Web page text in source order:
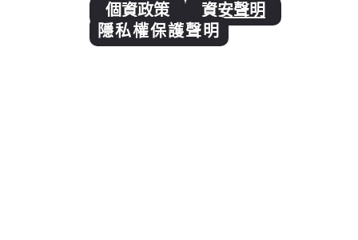
個資政策
資安聲明
隱私權保護聲明